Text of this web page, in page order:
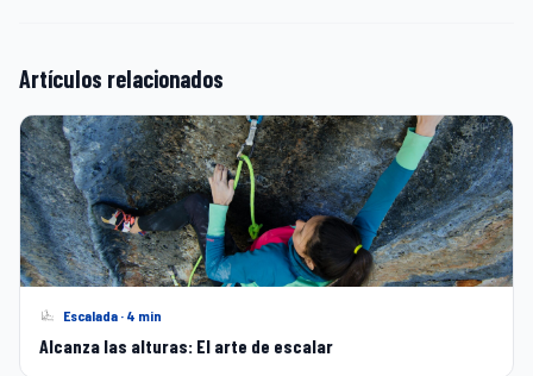
Artículos relacionados
Escalada · 4 min
Alcanza las alturas: El arte de escalar